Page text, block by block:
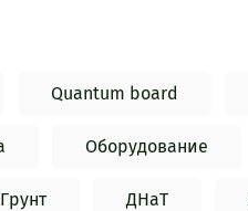
Quantum board
Оборудование
Грунт ДНаТ